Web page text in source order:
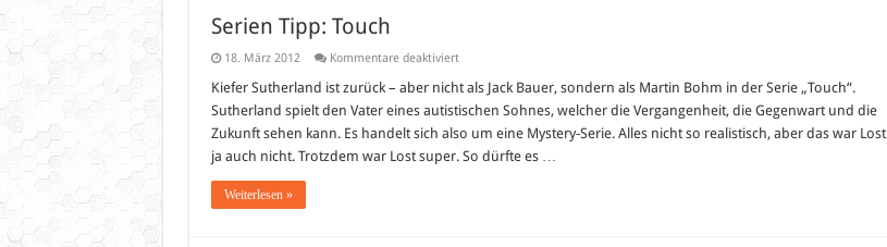
Serien Tipp: Touch
18. März 2012 Kommentare deaktiviertfür
Tipp:
Touch
Kiefer Sutherland ist zurück – aber nicht als Jack Bauer, sondern als Martin Bohm in der Serie „Touch“.
Sutherland spielt den Vater eines autistischen Sohnes, welcher die Vergangenheit, die Gegenwart und die
Zukunft sehen kann. Es handelt sich also um eine Mystery-Serie. Alles nicht so realistisch, aber das war Lost
ja auch nicht. Trotzdem war Lost super. So dürfte es …
Weiterlesen »